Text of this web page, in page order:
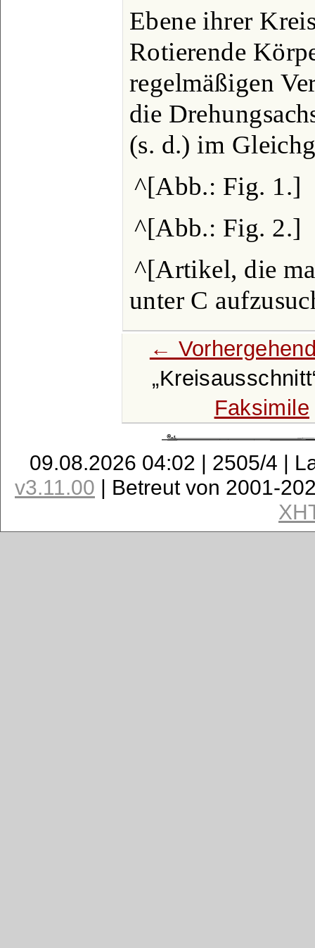
Ebene ihrer
Rotierende
regelmäßigen
die
(s. d.) im
^[Abb.: Fig. 1.]
^[Abb.: Fig. 2.]
^[Artikel, die
unter C
←
Kreisausschnitt
Faksimile
09.08.2026 04:02 | 2505/4 |
v3.11.00 | Betreut von 2001-